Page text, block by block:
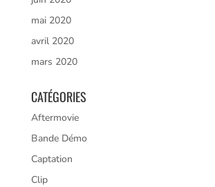
mai 2020
avril 2020
mars 2020
CATÉGORIES
Aftermovie
Bande Démo
Captation
Clip